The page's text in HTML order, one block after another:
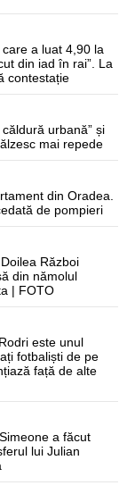
a luat 4,90 la
din iad în rai”. La
contestație
urbană” și
mai repede
din Oradea.
de pompieri
Război
din nămolul
| FOTO
este unul
fotbaliști de pe
față de alte
a făcut
lui Julian